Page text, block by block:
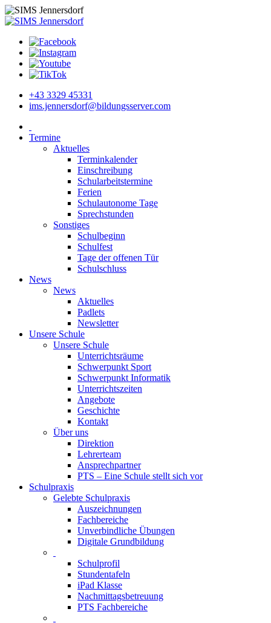
+43 3329 45331
ims.jennersdorf@bildungsserver.com
Termine
Aktuelles
Terminkalender
Einschreibung
Schularbeitstermine
Ferien
Schulautonome Tage
Sprechstunden
Sonstiges
Schulbeginn
Schulfest
Tage der offenen Tür
Schulschluss
News
News
Aktuelles
Padlets
Newsletter
Unsere Schule
Unsere Schule
Unterrichtsräume
Schwerpunkt Sport
Schwerpunkt Informatik
Unterrichtszeiten
Angebote
Geschichte
Kontakt
Über uns
Direktion
Lehrerteam
Ansprechpartner
PTS – Eine Schule stellt sich vor
Schulpraxis
Gelebte Schulpraxis
Auszeichnungen
Fachbereiche
Unverbindliche Übungen
Digitale Grundbildung
Schulprofil
Stundentafeln
iPad Klasse
Nachmittagsbetreuung
PTS Fachbereiche